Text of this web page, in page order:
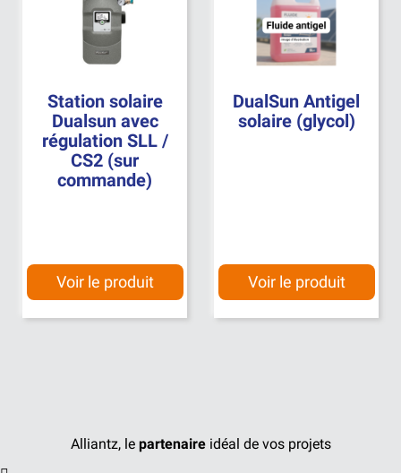
Station solaire
Dualsun avec
régulation SLL /
CS2 (sur
commande)
Voir le produit
DualSun Antigel
solaire (glycol)
Voir le produit
Alliantz, le partenaireidéal de vos projets